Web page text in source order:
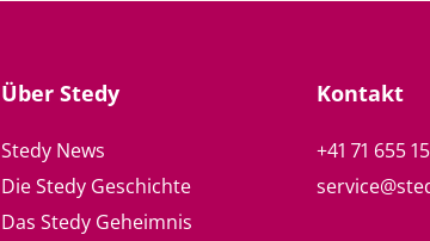
Über Stedy
Stedy News
Die Stedy Geschichte
Das Stedy Geheimnis
Kontakt
+41 71 655